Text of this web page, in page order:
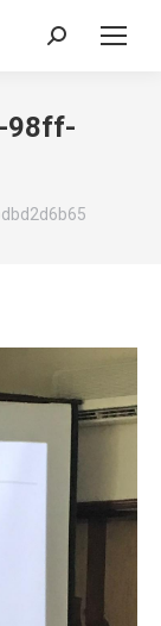
Search:
98ff-